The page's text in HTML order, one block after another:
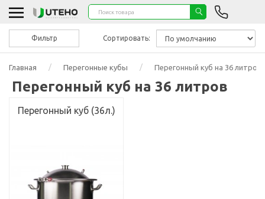
Главная Перегонные кубы Перегонный куб на 36 литров
Перегонный куб на 36 литров
Фильтр Сортировать:
Перегонный куб (36л.)